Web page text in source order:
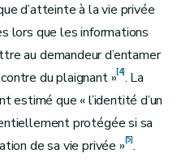
d’atteinte à la vie privée
lors que les informations
au demandeur d’entamer
du plaignant »[4]. La
estimé que « l’identité d’un
protégée si sa
de sa vie privée »[5].